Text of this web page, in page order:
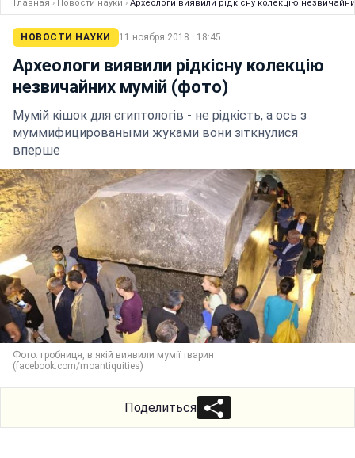
Главная › Новости науки › Археологи виявили рідкісну колекцію
НОВОСТИ НАУКИ 11 ноября 2018 · 18:45
Археологи виявили рідкісну колекцію
незвичайних мумій (фото)
Мумій кішок для єгиптологів - не рідкість, а ось з
муммифицироваными жуками вони зіткнулися
вперше
Фото: гробниця, в якій виявили мумії тварин
(facebook.com/moantiquities)
Поделиться